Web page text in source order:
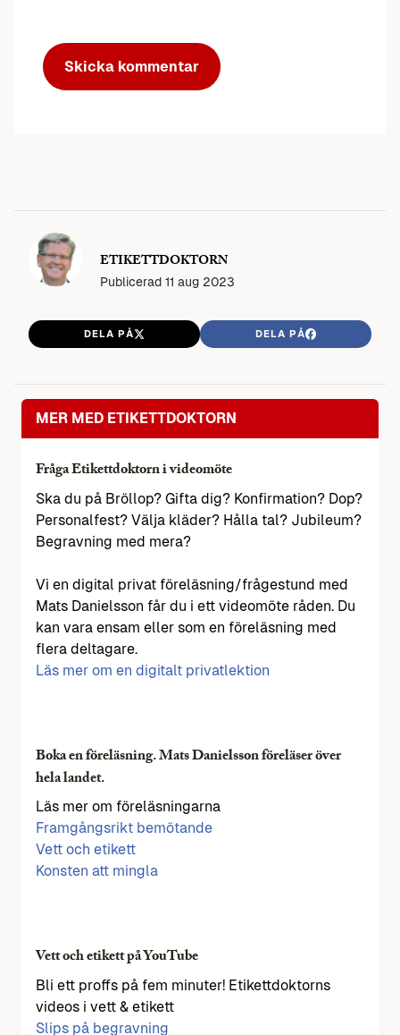
ETIKETTDOKTORN
Publicerad 11 aug 2023
DELA PÅ DELA PÅ
MER MED ETIKETTDOKTORN
Fråga Etikettdoktorn i videomöte
Ska du på Bröllop? Gifta dig? Konfirmation? Dop?
Personalfest? Välja kläder? Hålla tal? Jubileum?
Begravning med mera?
Vi en digital privat föreläsning/frågestund med
Mats Danielsson får du i ett videomöte råden. Du
kan vara ensam eller som en föreläsning med
flera deltagare.
Läs mer om en digitalt privatlektion
Boka en föreläsning. Mats Danielsson föreläser över
hela landet.
Läs mer om föreläsningarna
Framgångsrikt bemötande
Vett och etikett
Konsten att mingla
Vett och etikett på YouTube
Bli ett proffs på fem minuter! Etikettdoktorns
videos i vett & etikett
Slips på begravning